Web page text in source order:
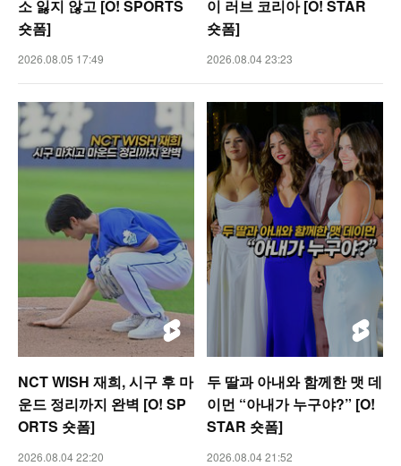
소 잃지 않고 [O! SPORTS
숏폼]
2026.08.05 17:49
이 러브 코리아 [O! STAR
숏폼]
2026.08.04 23:23
NCT WISH 재희, 시구 후 마
운드 정리까지 완벽 [O! SP
ORTS 숏폼]
2026.08.04 22:20
두 딸과 아내와 함께한 맷 데
이먼 “아내가 누구야?” [O!
STAR 숏폼]
2026.08.04 21:52